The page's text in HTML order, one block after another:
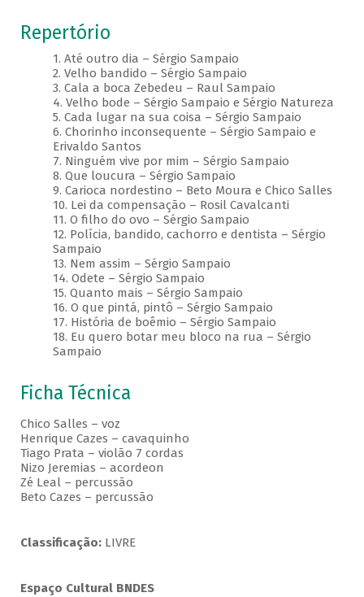
Repertório
1. Até outro dia – Sérgio Sampaio
2. Velho bandido – Sérgio Sampaio
3. Cala a boca Zebedeu – Raul Sampaio
4. Velho bode – Sérgio Sampaio e Sérgio Natureza
5. Cada lugar na sua coisa – Sérgio Sampaio
6. Chorinho inconsequente – Sérgio Sampaio e
Erivaldo Santos
7. Ninguém vive por mim – Sérgio Sampaio
8. Que loucura – Sérgio Sampaio
9. Carioca nordestino – Beto Moura e Chico Salles
10. Lei da compensação – Rosil Cavalcanti
11. O filho do ovo – Sérgio Sampaio
12. Polícia, bandido, cachorro e dentista – Sérgio
Sampaio
13. Nem assim – Sérgio Sampaio
14. Odete – Sérgio Sampaio
15. Quanto mais – Sérgio Sampaio
16. O que pintá, pintô – Sérgio Sampaio
17. História de boêmio – Sérgio Sampaio
18. Eu quero botar meu bloco na rua – Sérgio
Sampaio
Ficha Técnica
Chico Salles – voz
Henrique Cazes – cavaquinho
Tiago Prata – violão 7 cordas
Nizo Jeremias – acordeon
Zé Leal – percussão
Beto Cazes – percussão
Classificação: LIVRE
Espaço Cultural BNDES